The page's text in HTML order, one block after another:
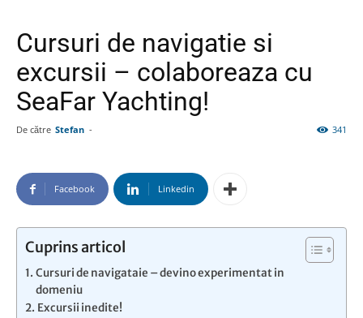
Cursuri de navigatie si
excursii – colaboreaza cu
SeaFar Yachting!
De către Stefan - 341
Facebook Linkedin
Cuprins articol
Cursuri de navigataie – devino experimentat in
domeniu
Excursii inedite!